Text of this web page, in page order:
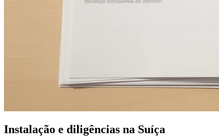
Instalação e diligências na Suíça